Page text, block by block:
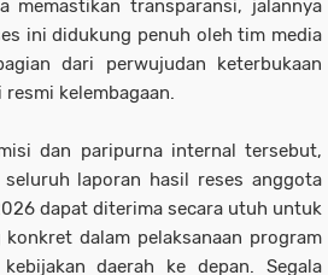
memastikan transparansi, jalannya
ini didukung penuh oleh tim media
dari perwujudan keterbukaan
kelembagaan.
dan paripurna internal tersebut,
laporan hasil reses anggota
dapat diterima secara utuh untuk
dalam pelaksanaan program
daerah ke depan. Segala